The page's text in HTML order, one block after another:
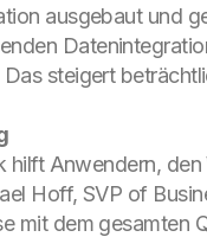
ausgebaut und
steigert
Anwendern,
Hoff, SVP of
mit dem gesamten